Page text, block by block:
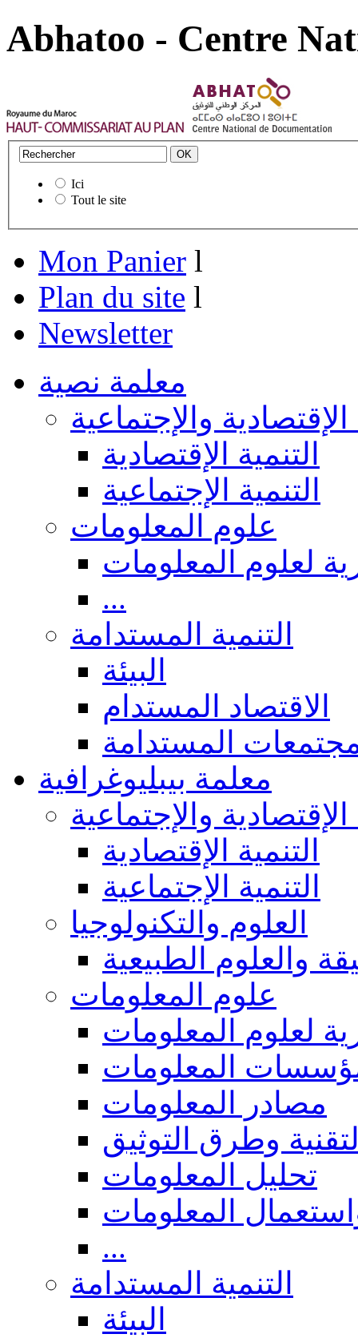
Abhatoo - Centre
Ici
Tout le site
Mon Panier l
Plan du site l
Newsletter
معلمة نصية
الإقتصادية والإجتماعية
التنمية الإقتصادية
التنمية الإجتماعية
علوم المعلومات
لعلوم المعلومات
...
التنمية المستدامة
البيئة
الاقتصاد المستدام
المستدامة
معلمة بيبليوغرافية
الإقتصادية والإجتماعية
التنمية الإقتصادية
التنمية الإجتماعية
العلوم والتكنولوجيا
والعلوم الطبيعية
علوم المعلومات
لعلوم المعلومات
المعلومات
مصادر المعلومات
وطرق التوثيق
تحليل المعلومات
المعلومات
...
التنمية المستدامة
البيئة